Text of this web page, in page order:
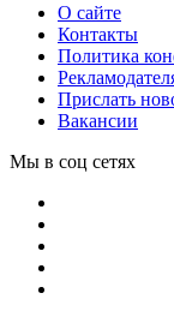
О сайте
Контакты
Политика
Прислать
Вакансии
Мы в соц сетях